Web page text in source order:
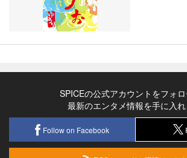
SPICEの公式アカウントをフォ
最新のエンタメ情報を手に入れ
Follow on Facebook